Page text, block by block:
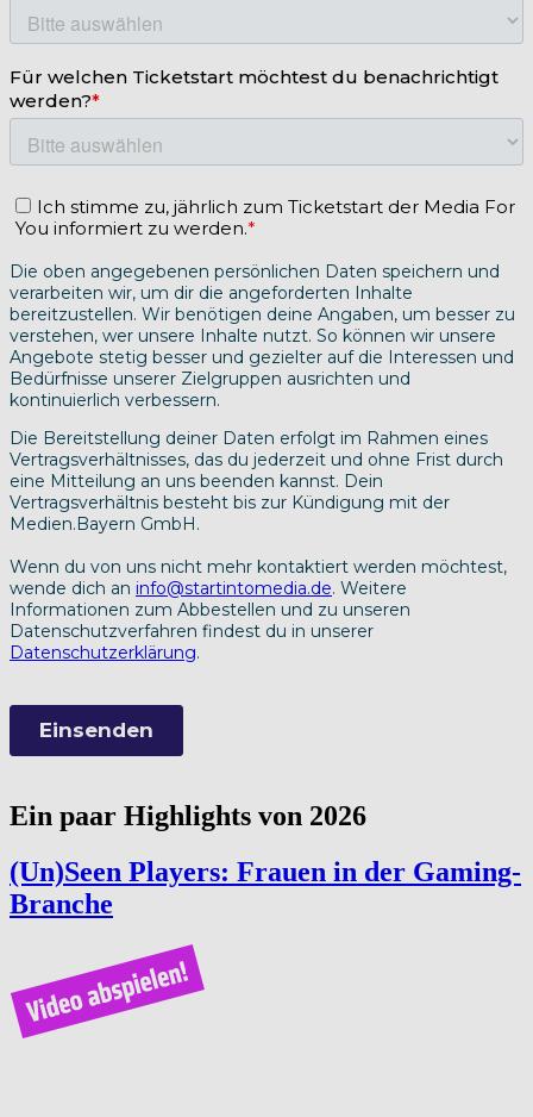
Ein paar Highlights von 2026
(Un)Seen Players: Frauen in der Gaming-
Branche